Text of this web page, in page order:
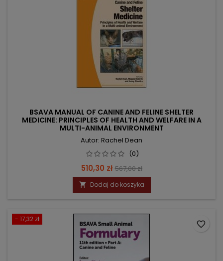
BSAVA MANUAL OF CANINE AND FELINE SHELTER
MEDICINE: PRINCIPLES OF HEALTH AND WELFARE IN A
MULTI-ANIMAL ENVIRONMENT
Autor: Rachel Dean
(0)
Cena
510,30 zł Cena
podstawowa
567,00 zł
 Dodaj do koszyka
- 17,32 zł
favorite_border